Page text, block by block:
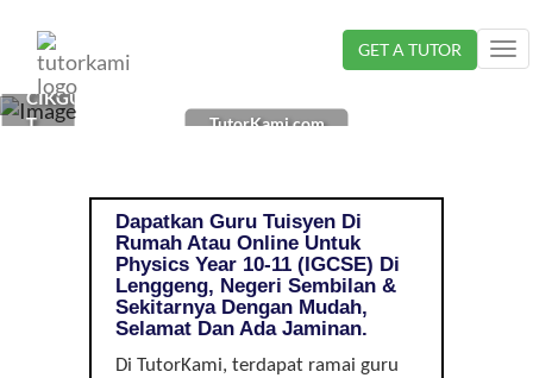
GET A TUTOR
CIKGU
TUISYEN
LENGGENG,
TutorKami.com
Dapatkan Guru Tuisyen Di
Rumah Atau Online Untuk
Physics Year 10-11 (IGCSE) Di
Lenggeng, Negeri Sembilan &
Sekitarnya Dengan Mudah,
Selamat Dan Ada Jaminan.
Di TutorKami, terdapat ramai guru